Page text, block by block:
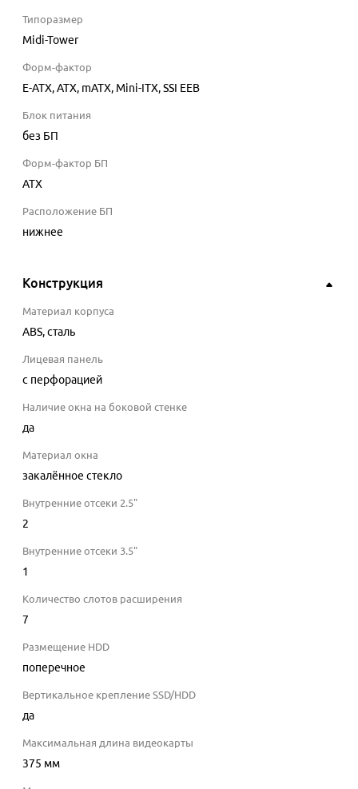
Типоразмер
Midi-Tower
Форм-фактор
E-ATX, ATX, mATX, Mini-ITX, SSI EEB
Блок питания
без БП
Форм-фактор БП
ATX
Расположение БП
нижнее
Конструкция
Материал корпуса
ABS, сталь
Лицевая панель
с перфорацией
Наличие окна на боковой стенке
да
Материал окна
закалённое стекло
Внутренние отсеки 2.5"
2
Внутренние отсеки 3.5"
1
Количество слотов расширения
7
Размещение HDD
поперечное
Вертикальное крепление SSD/HDD
да
Максимальная длина видеокарты
375 мм